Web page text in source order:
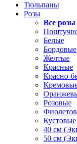
Тюльпаны
Розы
Все розы
Белые
Бордовые
Желтые
Красные
Красно-
Розовые
Кустовые
40 см
50 см